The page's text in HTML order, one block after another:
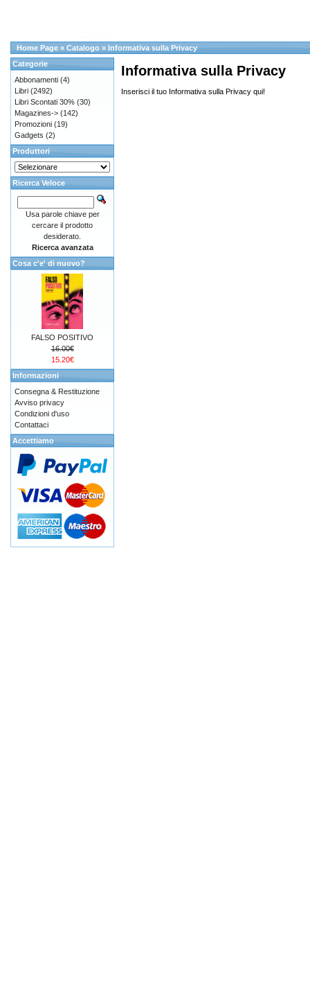
Home Page » Catalogo » Informativa sulla Privacy
Informativa sulla Privacy
Inserisci il tuo Informativa sulla Privacy qui!
Categorie
Abbonamenti (4)
Libri (2492)
Libri Scontati 30% (30)
Magazines-> (142)
Promozioni (19)
Gadgets (2)
Produttori
Ricerca Veloce
Usa parole chiave per
cercare il prodotto
desiderato.
Ricerca avanzata
Cosa c'e' di nuovo?
FALSO POSITIVO
16.00€
15.20€
Informazioni
Consegna & Restituzione
Avviso privacy
Condizioni d'uso
Contattaci
Accettiamo